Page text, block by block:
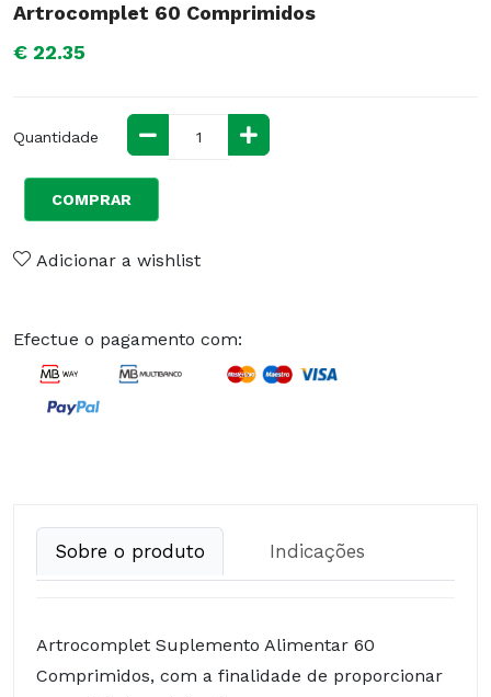
Artrocomplet 60 Comprimidos
€ 22.35
Quantidade
COMPRAR
Adicionar a wishlist
Efectue o pagamento com:
Sobre o produto Indicações
Artrocomplet Suplemento Alimentar 60
Comprimidos, com a finalidade de proporcionar